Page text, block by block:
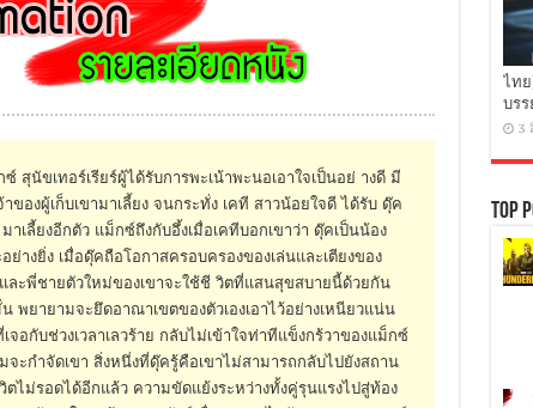
นัขเทอร์เรียร์ผู้ได้รับการพะเน้าพะนอเอาใจเป็นอย่ างดี มี
องผู้เก็บเขามาเลี้ยง จนกระทั่ง เคที สาวน้อยใจดี ได้รับ ดุ๊ค
เลี้ยงอีกตัว แม็กซ์ถึงกับอึ้งเมื่อเคทีบอกเขาว่า ดุ๊คเป็นน้อง
ย่างยิ่ง เมื่อดุ๊คถือโอกาสครอบครองของเล่นและเตียงของ
และพี่ชายตัวใหม่ของเขาจะใช้ชี วิตที่แสนสุขสบายนี้ด้วยกัน
ยายามจะยึดอาณาเขตของตัวเองเอาไว้อย่างเหนียวแน่น
อกับช่วงเวลาเลวร้าย กลับไม่เข้าใจท่าทีแข็งกร้วาของแม็กซ์
จะกำจัดเขา สิ่งหนึ่งที่ดุ๊ครู้คือเขาไม่สามารถกลับไปยังสถาน
ตไม่รอดได้อีกแล้ว ความขัดแย้งระหว่างทั้งคู่รุนแรงไปสู่ท้อง
ไท
บร
3
Top